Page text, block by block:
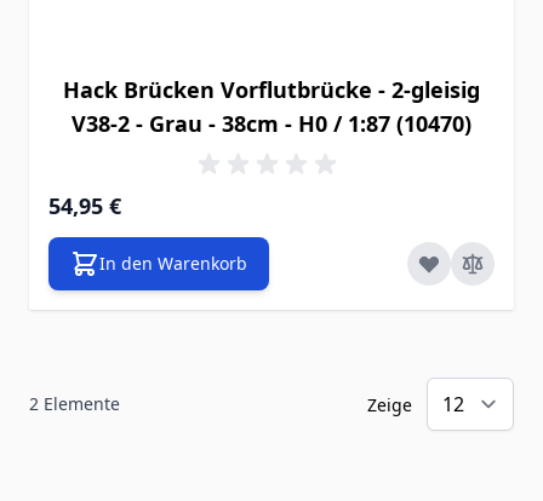
Hack Brücken Vorflutbrücke - 2-gleisig
V38-2 - Grau - 38cm - H0 / 1:87 (10470)
54,95 €
In den Warenkorb
2 Elemente Zeige